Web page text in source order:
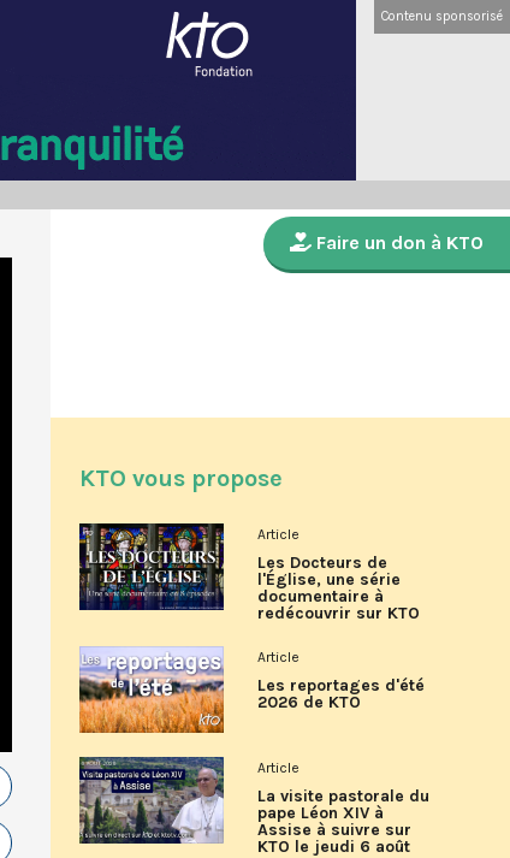
Contenu sponsorisé
Faire un don à KTO
KTO vous propose
Article
Les Docteurs de
l'Église, une série
documentaire à
redécouvrir sur KTO
Article
Les reportages d'été
2026 de KTO
Article
La visite pastorale du
pape Léon XIV à
Assise à suivre sur
KTO le jeudi 6 août